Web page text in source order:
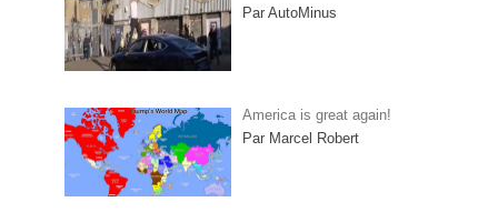
Par AutoMinus
America is great again!
Par Marcel Robert